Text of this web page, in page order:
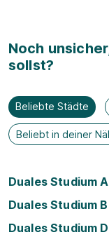
Noch
sollst?
Beliebte Städte
Beliebt in deiner
Duales Studium
Duales Studium
Duales Studium